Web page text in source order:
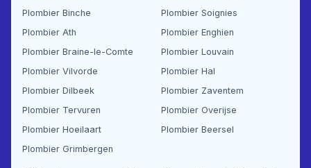
Plombier Binche
Plombier Soignies
Plombier Ath
Plombier Enghien
Plombier Braine-le-Comte
Plombier Louvain
Plombier Vilvorde
Plombier Hal
Plombier Dilbeek
Plombier Zaventem
Plombier Tervuren
Plombier Overijse
Plombier Hoeilaart
Plombier Beersel
Plombier Grimbergen